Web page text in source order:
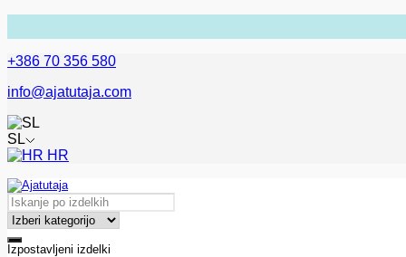
+386 70 356 580
info@ajatutaja.com
SL
HR
Izpostavljeni izdelki